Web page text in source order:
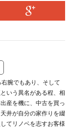
腕でもあり、そして
いう異名がある程、相
産を機に、中古を買っ
井が自分の家作りを綴
てリノベを志すお客様